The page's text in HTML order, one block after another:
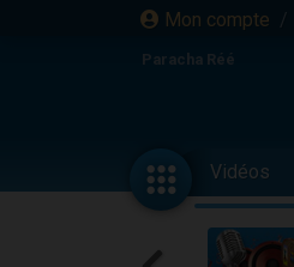
Mon compte /
Paracha Réé
Vidéos